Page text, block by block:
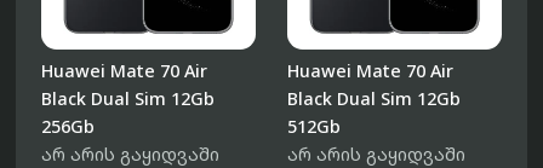
Huawei Mate 70 Air
Black Dual Sim 12Gb
256Gb
არ არის გაყიდვაში
Huawei Mate 70 Air
Black Dual Sim 12Gb
512Gb
არ არის გაყიდვაში